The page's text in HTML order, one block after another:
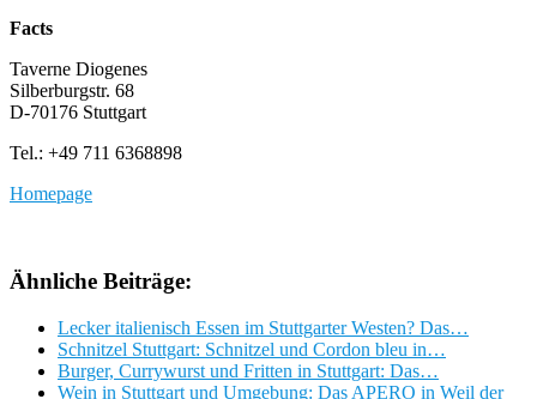
Facts
Taverne Diogenes
Silberburgstr. 68
D-70176 Stuttgart
Tel.: +49 711 6368898
Homepage
Ähnliche Beiträge:
Lecker italienisch Essen im Stuttgarter Westen? Das…
Schnitzel Stuttgart: Schnitzel und Cordon bleu in…
Burger, Currywurst und Fritten in Stuttgart: Das…
Wein in Stuttgart und Umgebung: Das APERO in Weil der